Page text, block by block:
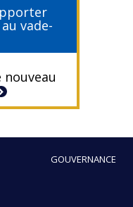
vade-
GOUVERNANCE